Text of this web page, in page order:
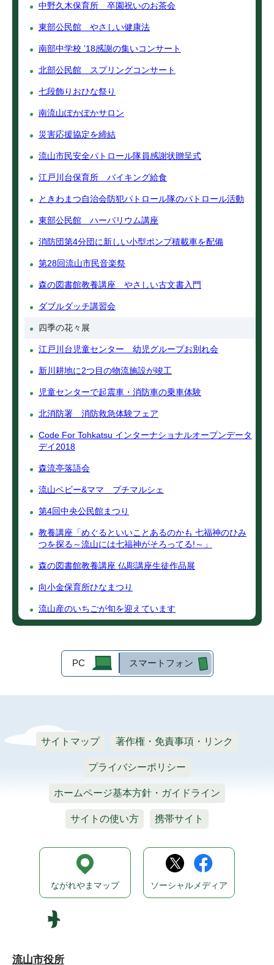
中野久木保育所 卒園祝いのお茶会
東部公民館 やさしい健康法
南部中学校 ’18感謝の集いコンサート
北部公民館 スプリングコンサート
七段飾りおひな祭り
南流山ぽかぽかサロン
災害応援協定を締結
流山市民安全パトロール隊員感謝状贈呈式
江戸川台保育所 バイキング給食
ときわまつ自治会防犯パトロール隊のパトロール活動
東部公民館 ハーバリウム講座
消防団第4分団に新しい小型ポンプ積載車を配備
第28回流山市民音楽祭
森の図書館教養講座 やさしい古文書入門
ダブルダッチ講習会
四季の花々展
江戸川台児童センター 幼児グループお別れ会
新川耕地に2つ目の物流施設が竣工
児童センターで起震車・消防車の乗車体験
北消防署 消防救急体験フェア
Code For Tohkatsu インターナショナルオープンデータ
デイ2018
森流亭落語会
流山ベビー&ママ プチマルシェ
第4回中央公民館まつり
教養講座「めぐるといいことあるのかも 七福神のひみ
つを探る～流山には七福神がそろってる!～」
森の図書館教養講座 仏彫講座生徒作品展
向小金保育所ひなまつり
流山産のいちごが旬を迎えています
PC スマートフォン
サイトマップ 著作権・免責事項・リンク
プライバシーポリシー
ホームページ基本方針・ガイドライン
サイトの使い方 携帯サイト
流山市役所
ながれやまマップ ソーシャルメディア